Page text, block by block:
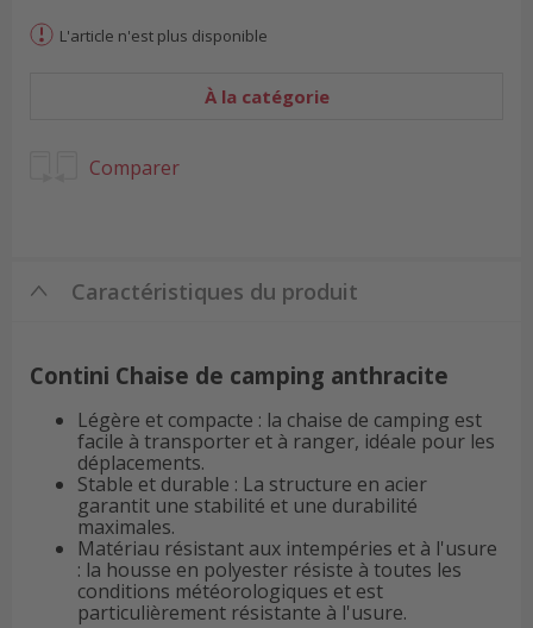
L'article n'est plus disponible
À la catégorie
Comparer
Caractéristiques du produit
Contini Chaise de camping anthracite
Légère et compacte : la chaise de camping est
facile à transporter et à ranger, idéale pour les
déplacements.
Stable et durable : La structure en acier
garantit une stabilité et une durabilité
maximales.
Matériau résistant aux intempéries et à l'usure
: la housse en polyester résiste à toutes les
conditions météorologiques et est
particulièrement résistante à l'usure.